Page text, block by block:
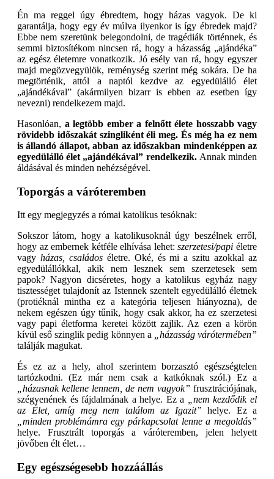
Én ma reggel úgy ébredtem, hogy házas vagyok. De ki
garantálja, hogy egy év múlva ilyenkor is így ébredek majd?
Ebbe nem szeretünk belegondolni, de tragédiák történnek, és
semmi biztosítékom nincsen rá, hogy a házasság „ajándéka”
az egész életemre vonatkozik. Jó esély van rá, hogy egyszer
majd megözvegyülök, reménység szerint még sokára. De ha
megtörténik, attól a naptól kezdve az egyedülálló élet
„ajándékával” (akármilyen bizarr is ebben az esetben így
nevezni) rendelkezem majd.
Hasonlóan, a legtöbb ember a felnőtt élete hosszabb vagy
rövidebb időszakát szingliként éli meg. És még ha ez nem
is állandó állapot, abban az időszakban mindenképpen az
egyedülálló élet „ajándékával” rendelkezik. Annak minden
áldásával és minden nehézségével.
Toporgás a váróteremben
Itt egy megjegyzés a római katolikus tesóknak:
Sokszor látom, hogy a katolikusoknál úgy beszélnek erről,
hogy az embernek kétféle elhívása lehet:szerzetesi/papiéletre
vagy házas, családoséletre. Oké, és mi a szitu azokkal az
egyedülállókkal, akik nem lesznek sem szerzetesek sem
papok? Nagyon dicséretes, hogy a katolikus egyház nagy
tisztességet tulajdonít az Istennek szentelt egyedülálló életnek
(protiéknál mintha ez a kategória teljesen hiányozna), de
nekem egészen úgy tűnik, hogy csak akkor, ha ez szerzetesi
vagy papi életforma keretei között zajlik. Az ezen a körön
kívül eső szinglik pedig könnyen a
„házasság várótermében”
találják magukat.
És ez az a hely, ahol szerintem borzasztó egészségtelen
tartózkodni. (Ez már nem csak a katkóknak szól.) Ez a
„házasnak kellene lennem, de nem vagyok” frusztrációjának,
szégyenének és fájdalmának a helye. Ez a
„nem kezdődik el
az Élet, amíg meg nem találom az Igazit” helye. Ez a
„minden problémámra egy párkapcsolat lenne a megoldás”
helye. Frusztrált toporgás a váróteremben, jelen helyett
jövőben élt élet…
Egy egészségesebb hozzáállás